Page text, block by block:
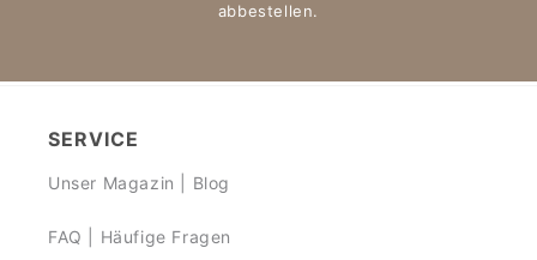
abbestellen.
SERVICE
Unser Magazin | Blog
FAQ | Häufige Fragen